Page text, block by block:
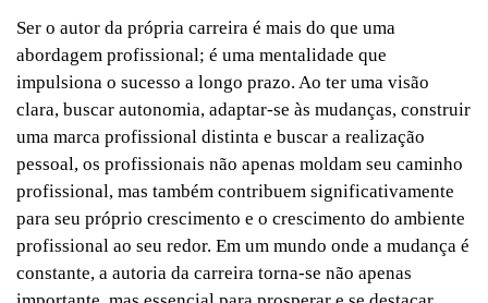
Ser o autor da própria carreira é mais do que uma
abordagem profissional; é uma mentalidade que
impulsiona o sucesso a longo prazo. Ao ter uma visão
clara, buscar autonomia, adaptar-se às mudanças, construir
uma marca profissional distinta e buscar a realização
pessoal, os profissionais não apenas moldam seu caminho
profissional, mas também contribuem significativamente
para seu próprio crescimento e o crescimento do ambiente
profissional ao seu redor. Em um mundo onde a mudança é
constante, a autoria da carreira torna-se não apenas